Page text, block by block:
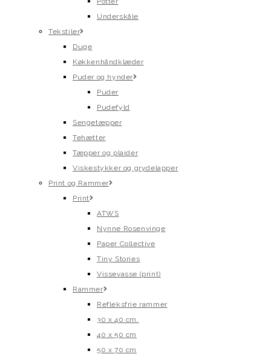
Underskåle
Tekstiler
Duge
Køkkenhåndklæder
Puder og hynder
Puder
Pudefyld
Sengetæpper
Tehætter
Tæpper og plaider
Viskestykker og grydelapper
Print og Rammer
Print
ATWS
Nynne Rosenvinge
Paper Collective
Tiny Stories
Vissevasse (print)
Rammer
Refleksfrie rammer
30 x 40 cm.
40 x 50 cm
50 x 70 cm